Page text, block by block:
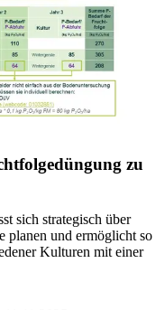
zu
sich strategisch über
planen und ermöglicht so
Kulturen mit einer